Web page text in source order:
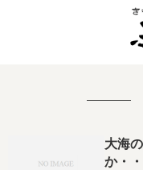
大海
か・・